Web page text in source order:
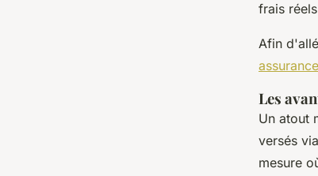
frais
Afin
Les
Un atout
versés
mesure